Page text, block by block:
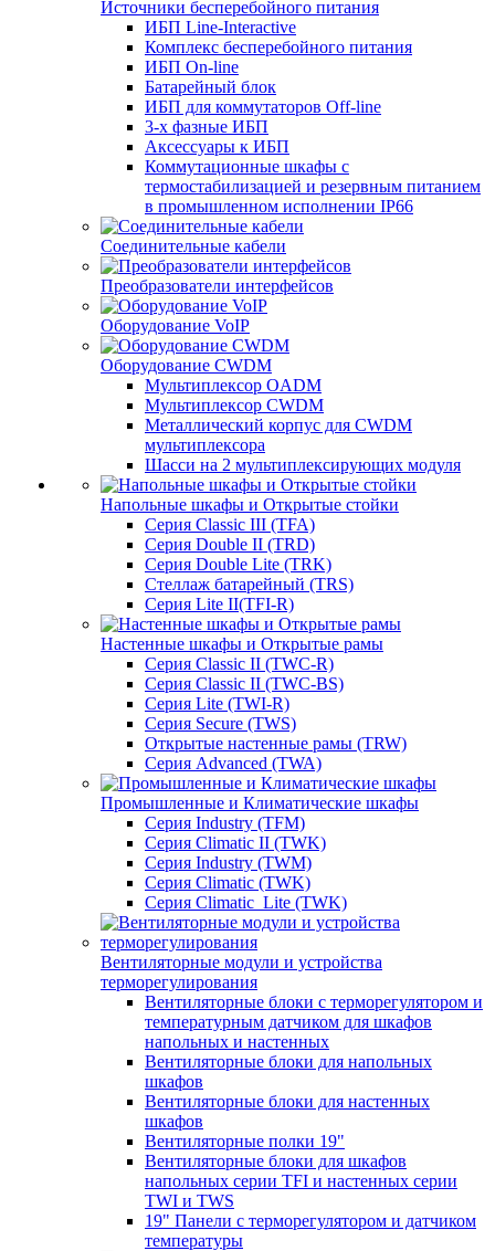
Источники бесперебойного питания
ИБП Line-Interactive
Комплекс бесперебойного питания
ИБП On-line
Батарейный блок
ИБП для коммутаторов Off-line
3-х фазные ИБП
Аксессуары к ИБП
Коммутационные шкафы с
термостабилизацией и резервным питанием
в промышленном исполнении IP66
Соединительные кабели
Преобразователи интерфейсов
Оборудование VoIP
Оборудование CWDM
Мультиплекcор OADM
Мультиплексор CWDM
Металлический корпус для CWDM
мультиплексора
Шасси на 2 мультиплексирующих модуля
Напольные шкафы и Открытые стойки
Серия Classic III (TFA)
Серия Double II (TRD)
Серия Double Lite (TRK)
Стеллаж батарейный (TRS)
Серия Lite II(TFI-R)
Настенные шкафы и Открытые рамы
Серия Classic II (TWC-R)
Серия Classic II (TWC-BS)
Серия Lite (TWI-R)
Серия Secure (TWS)
Открытые настенные рамы (TRW)
Серия Advanced (TWA)
Промышленные и Климатические шкафы
Серия Industry (TFM)
Серия Climatic II (TWK)
Серия Industry (TWM)
Серия Climatic (TWK)
Серия Climatic_Lite (TWK)
Вентиляторные модули и устройства
терморегулирования
Вентиляторные блоки с терморегулятором и
температурным датчиком для шкафов
напольных и настенных
Вентиляторные блоки для напольных
шкафов
Вентиляторные блоки для настенных
шкафов
Вентиляторные полки 19"
Вентиляторные блоки для шкафов
напольных серии TFI и настенных серии
TWI и TWS
19" Панели с терморегулятором и датчиком
температуры